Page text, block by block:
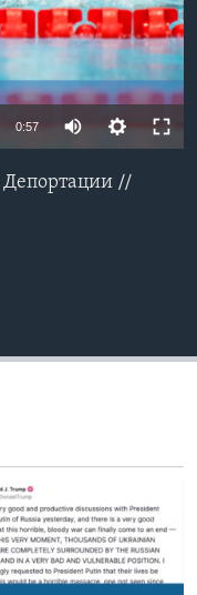
available
0:57
//